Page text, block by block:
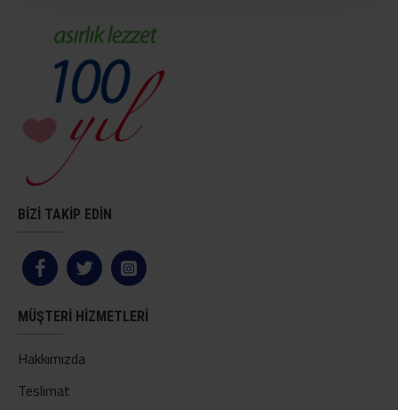
BİZİ TAKİP EDİN
MÜŞTERI HIZMETLERI
Hakkımızda
Teslimat